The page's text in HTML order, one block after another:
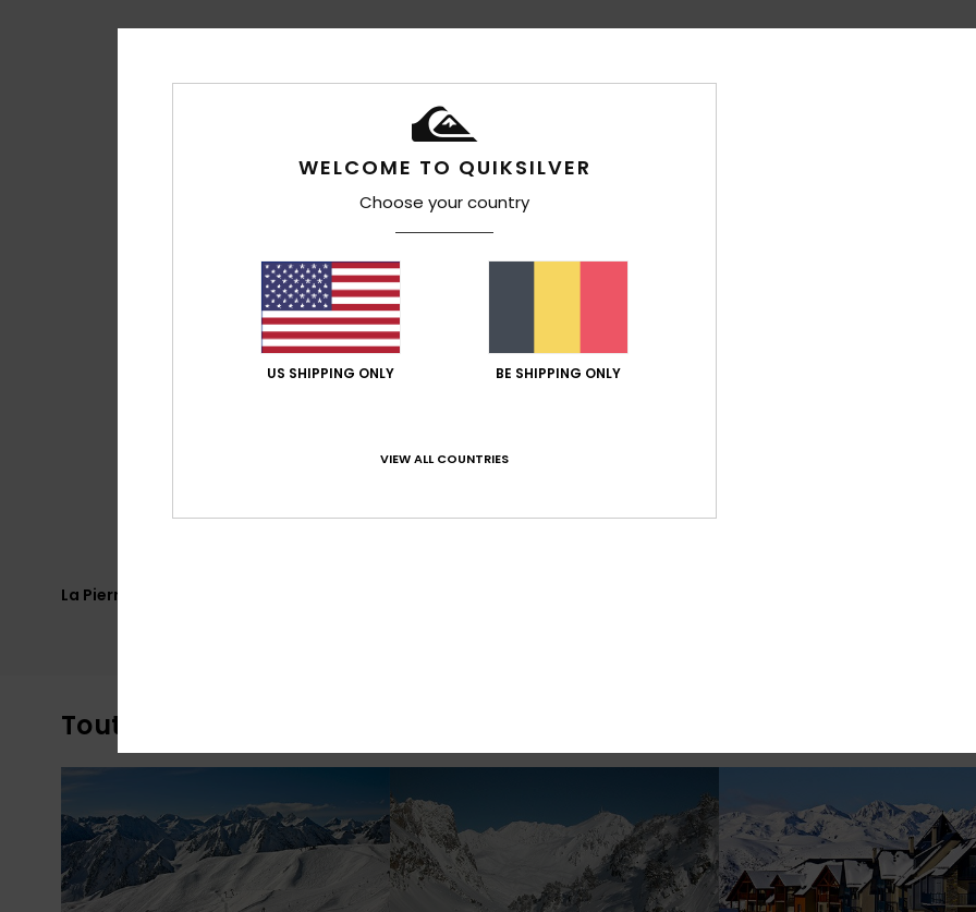
La Pierre Saint Martin - Bas des pistes
Toutes les webcams
WELCOME TO QUIKSILVER
Choose your country
US SHIPPING ONLY BE SHIPPING ONLY
VIEW ALL COUNTRIES